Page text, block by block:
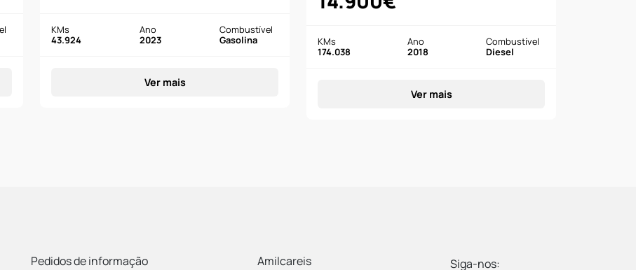
KMs
43.924
Ano
2023
Combustível
Gasolina
Ver mais
KMs
174.038
Ano
2018
Combustível
Diesel
Ver mais
Pedidos de informação Amilcareis Siga-nos: